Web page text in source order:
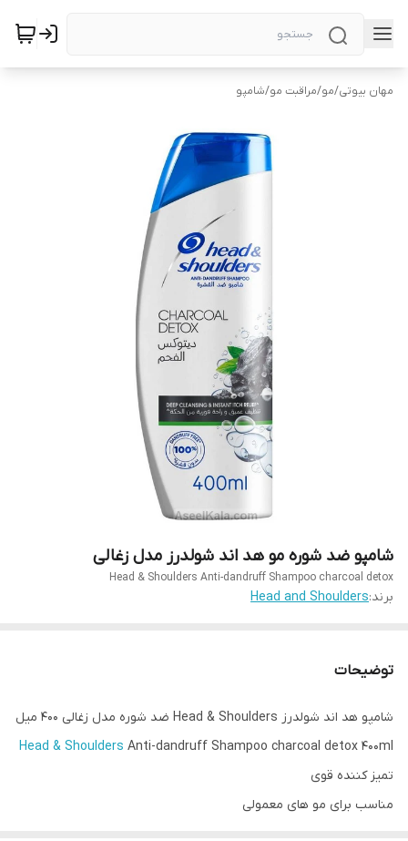
مهان بیوتی/مو/مراقبت مو/شامپو
شامپو ضد شوره مو هد اند شولدرز مدل زغالی
Head & Shoulders Anti-dandruff Shampoo charcoal detox
برند:Head and Shoulders
توضیحات
شامپو هد اند شولدرز Head & Shoulders ضد شوره مدل زغالی 400 میل
Head & Shoulders Anti-dandruff Shampoo charcoal detox 400ml
تمیز کننده قوی
مناسب برای مو های معمولی